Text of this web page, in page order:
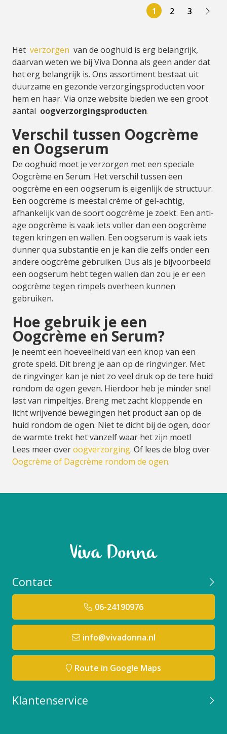
1 2 3
Het verzorgen van de ooghuid is erg belangrijk,
daarvan weten we bij Viva Donna als geen ander dat
het erg belangrijk is. Ons assortiment bestaat uit
duurzame en gezonde verzorgingsproducten voor
hem en haar. Via onze website bieden we een groot
aantal oogverzorgingsproducten.
Verschil tussen Oogcrème
en Oogserum
De ooghuid moet je verzorgen met een speciale
Oogcrème en Serum. Het verschil tussen een
oogcrème en een oogserum is eigenlijk de structuur.
Een oogcrème is meestal crème of gel-achtig,
afhankelijk van de soort oogcrème je zoekt. Een anti-
age oogcrème is vaak iets voller dan een oogcrème
tegen kringen en wallen. Een oogserum is vaak iets
dunner qua substantie en je kan die zelfs onder een
andere oogcrème gebruiken. Dus als je bijvoorbeeld
een oogserum hebt tegen wallen dan zou je er een
oogcrème tegen rimpels overheen kunnen
gebruiken.
Hoe gebruik je een
Oogcrème en Serum?
Je neemt een hoeveelheid van een knop van een
grote speld. Dit breng je aan op de ringvinger. Met
de ringvinger kan je niet zo veel druk op de tere huid
rondom de ogen geven. Hierdoor heb je minder snel
last van rimpeltjes. Breng met zacht kloppende en
licht wrijvende bewegingen het product aan op de
huid rondom de ogen. Niet te dicht bij de ogen, door
de warmte trekt het vanzelf waar het zijn moet!
Lees meer overoogverzorging. Of lees de blog over
Oogcrème of Dagcrème rondom de ogen.
Contact
06-24190976
info@vivadonna.nl
Route in Google Maps
Klantenservice